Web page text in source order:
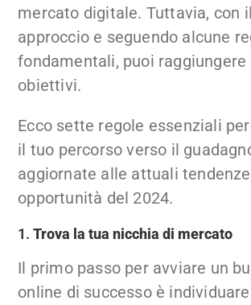
mercato digitale. Tuttavia, con
approccio e seguendo alcune
fondamentali, puoi raggiungere
obiettivi.
Ecco sette regole essenziali
il tuo percorso verso il
aggiornate alle attuali
opportunità del 2024.
1.Trova la tua nicchia di mercato
Il primo passo per avviare un
online di successo è